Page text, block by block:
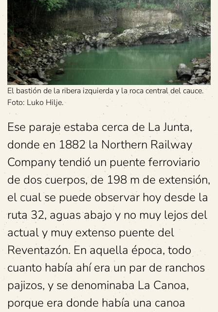
El bastión de la ribera izquierda y la roca central del cauce.
Foto: Luko Hilje.
Ese paraje estaba cerca de La Junta,
donde en 1882 la Northern Railway
Company tendió un puente ferroviario
de dos cuerpos, de 198 m de extensión,
el cual se puede observar hoy desde la
ruta 32, aguas abajo y no muy lejos del
actual y muy extenso puente del
Reventazón. En aquella época, todo
cuanto había ahí era un par de ranchos
pajizos, y se denominaba La Canoa,
porque era donde había una canoa